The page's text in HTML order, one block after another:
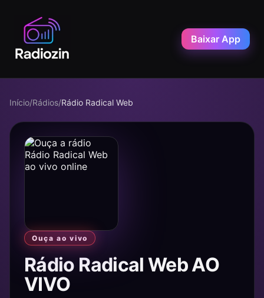
Baixar App
Início/Rádios/Rádio Radical Web
Ouça ao vivo
Rádio Radical Web AO
VIVO